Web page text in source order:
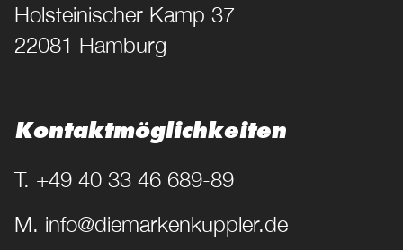
Holsteinischer Kamp 37
22081 Hamburg
Kontakt­möglichkeiten
T. +49 40 33 46 689-89
M. info@diemarkenkuppler.de